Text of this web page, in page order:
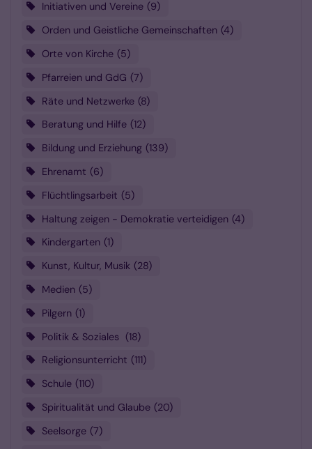
Initiativen und Vereine
9
Orden und Geistliche Gemeinschaften 4
Orte von Kirche 5
Pfarreien und GdG 7
Räte und Netzwerke 8
Beratung und Hilfe 12
Bildung und Erziehung 139
Ehrenamt 6
Flüchtlingsarbeit 5
Haltung zeigen - Demokratie verteidigen 4
Kindergarten 1
Kunst, Kultur, Musik 28
Medien 5
Pilgern 1
Politik & Soziales
18
Religionsunterricht
111
Schule 110
Spiritualität und Glaube 20
Seelsorge 7